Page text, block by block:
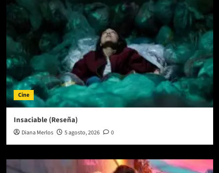
Regreso
Triunfal
«Vampiro»
Cine
Insaciable (Reseña)
Diana Merlos 5 agosto, 2026 0